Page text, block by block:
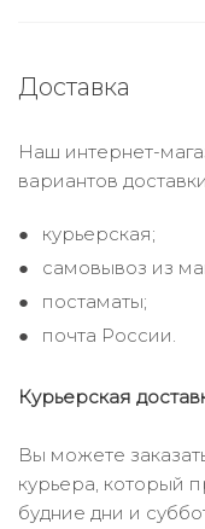
Доставка
Наш интернет-
вариантов
курьерская;
самовывоз из
постаматы;
почта России.
Курьерская
Вы можете
курьера, который
будние дни и